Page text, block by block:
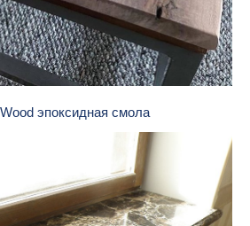
эпоксидная смола